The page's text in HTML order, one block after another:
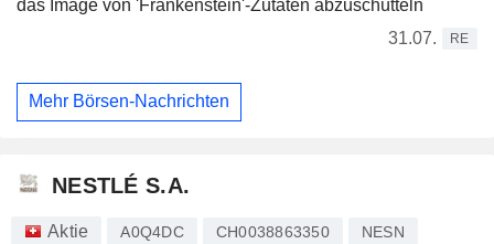
das Image von 'Frankenstein'-Zutaten abzuschütteln
31.07.
RE
Mehr Börsen-Nachrichten
NESTLÉ S.A.
Aktie A0Q4DC CH0038863350 NESN